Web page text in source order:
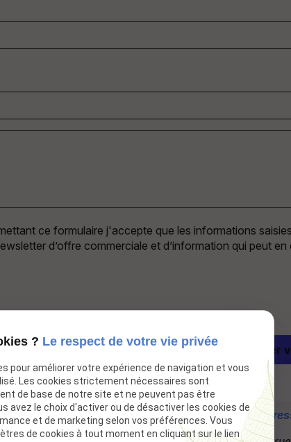
ce formulaire j'accepte que les informations
d’offre commerciale et d’information qui peut en
à Croix,
Téléphone
? Le respect de votre vie privée
pour améliorer votre expérience de navigation et vous
Les cookies strictement nécessaires sont
de base de notre site et ne peuvent pas être
avez le choix d'activer ou de désactiver les cookies de
et de marketing selon vos préférences. Vous
de cookies à tout moment en cliquant sur le lien